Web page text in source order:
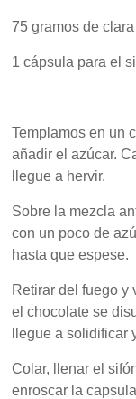
75 gramos de
1 cápsula para el
Templamos en un
añadir el azúcar.
llegue a hervir.
Sobre la mezcla
con un poco de
hasta que espese.
Retirar del fuego y
el chocolate se
llegue a solidificar
Colar, llenar el
enroscar la